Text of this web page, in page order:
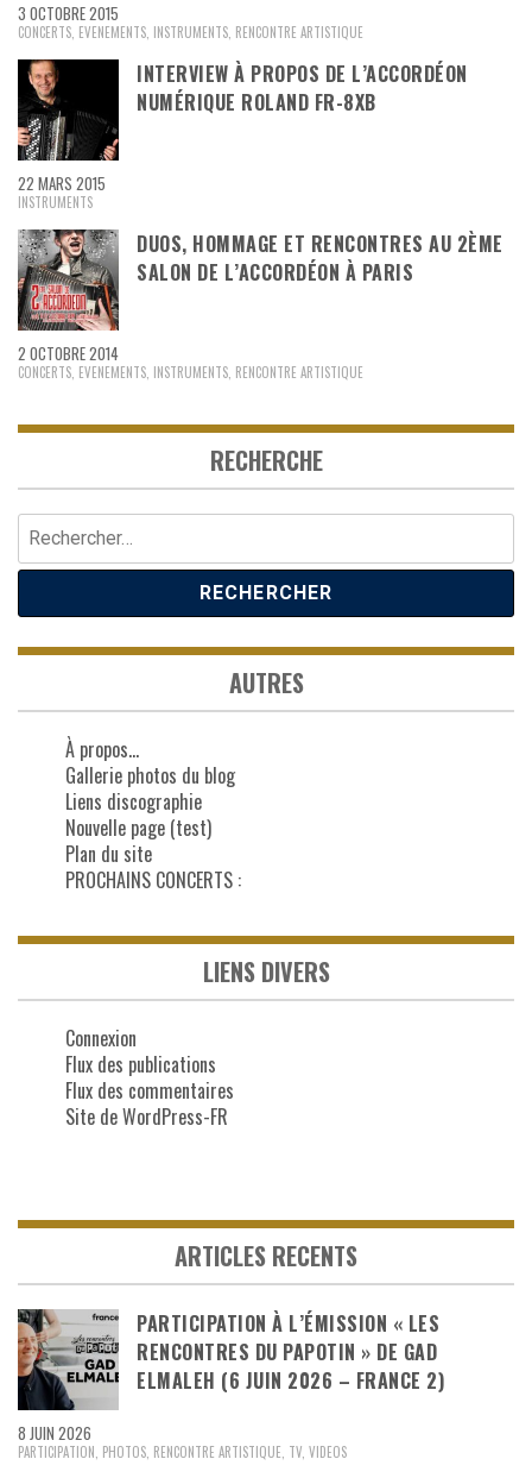
3 OCTOBRE 2015
CONCERTS, EVENEMENTS, INSTRUMENTS, RENCONTRE ARTISTIQUE
INTERVIEW À PROPOS DE L’ACCORDÉON
NUMÉRIQUE ROLAND FR-8XB
22 MARS 2015
INSTRUMENTS
DUOS, HOMMAGE ET RENCONTRES AU 2ÈME
SALON DE L’ACCORDÉON À PARIS
2 OCTOBRE 2014
CONCERTS, EVENEMENTS, INSTRUMENTS, RENCONTRE ARTISTIQUE
RECHERCHE
Rechercher :
AUTRES
À propos…
Gallerie photos du blog
Liens discographie
Nouvelle page (test)
Plan du site
PROCHAINS CONCERTS :
LIENS DIVERS
Connexion
Flux des publications
Flux des commentaires
Site de WordPress-FR
ARTICLES RECENTS
PARTICIPATION À L’ÉMISSION « LES
RENCONTRES DU PAPOTIN » DE GAD
ELMALEH (6 JUIN 2026 – FRANCE 2)
8 JUIN 2026
PARTICIPATION, PHOTOS, RENCONTRE ARTISTIQUE, TV, VIDEOS